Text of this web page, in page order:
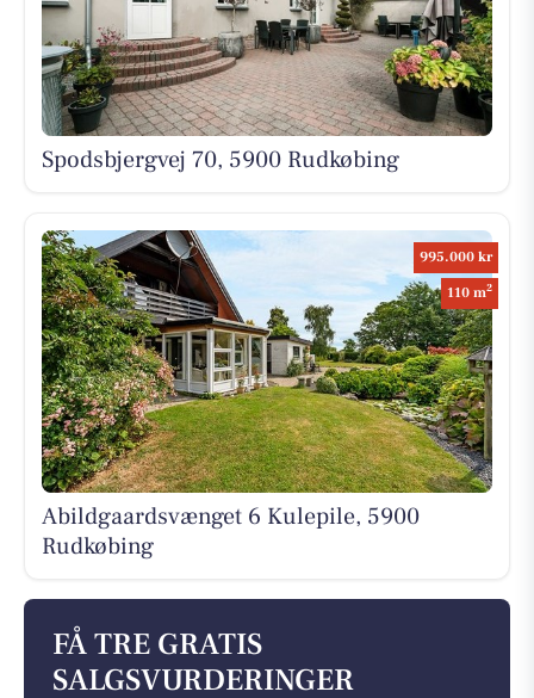
Spodsbjergvej 70, 5900 Rudkøbing
995.000 kr
110 m2
Abildgaardsvænget 6 Kulepile, 5900
Rudkøbing
FÅ TRE GRATIS
SALGSVURDERINGER